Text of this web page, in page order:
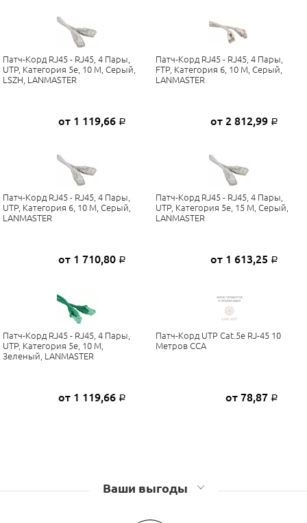
Патч-Корд RJ45 - RJ45, 4 Пары,
UTP, Категория 5е, 10 М, Серый,
LSZH, LANMASTER
от 1 119,66 Р
Патч-Корд RJ45 - RJ45, 4 Пары,
FTP, Категория 6, 10 М, Серый,
LANMASTER
от 2 812,99 Р
Патч-Корд RJ45 - RJ45, 4 Пары,
UTP, Категория 6, 10 М, Серый,
LANMASTER
от 1 710,80 Р
Патч-Корд RJ45 - RJ45, 4 Пары,
UTP, Категория 5е, 15 М, Серый,
LANMASTER
от 1 613,25 Р
Патч-Корд RJ45 - RJ45, 4 Пары,
UTP, Категория 5е, 10 М,
Зеленый, LANMASTER
от 1 119,66 Р
Патч-Корд UTP Cat.5e RJ-45 10
Метров CCA
от 78,87 Р
Ваши выгоды